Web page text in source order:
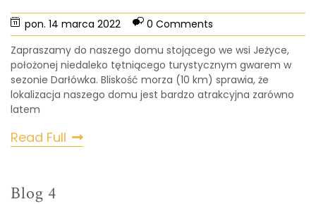
pon. 14 marca 2022
0 Comments
Zapraszamy do naszego domu stojącego we wsi Jeżyce,
położonej niedaleko tętniącego turystycznym gwarem w
sezonie Darłówka. Bliskość morza (10 km) sprawia, że
lokalizacja naszego domu jest bardzo atrakcyjna zarówno
latem
Read Full
Blog 4